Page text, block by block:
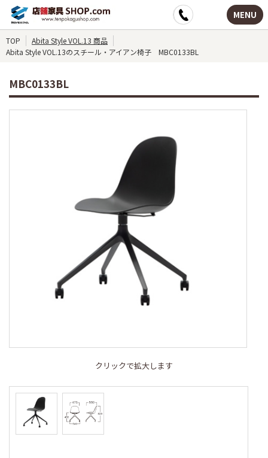
MENU
TOP
Abita Style VOL.13 商品
Abita Style VOL.13のスチール・アイアン椅子 MBC0133BL
MBC0133BL
クリックで拡大します